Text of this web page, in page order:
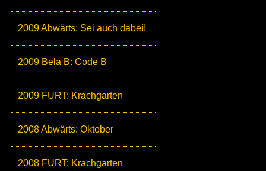
2009 Abwärts: Sei auch dabei!
2009 Bela B: Code B
2009 FURT: Krachgarten
2008 Abwärts: Oktober
2008 FURT: Krachgarten